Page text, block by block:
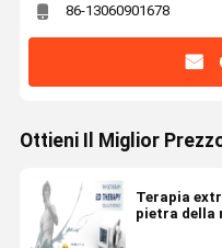
86-13060901678
Ottieni Il Miglior
Terapia
pietra della